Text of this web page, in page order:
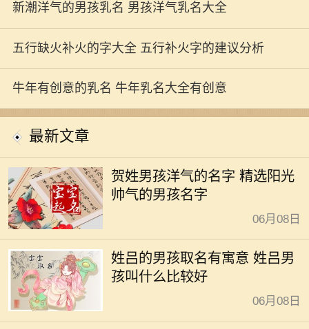
新潮洋气的男孩乳名 男孩洋气乳名大全
五行缺火补火的字大全 五行补火字的建议分析
牛年有创意的乳名 牛年乳名大全有创意
最新文章
贺姓男孩洋气的名字 精选阳光
帅气的男孩名字
06月08日
姓吕的男孩取名有寓意 姓吕男
孩叫什么比较好
06月08日